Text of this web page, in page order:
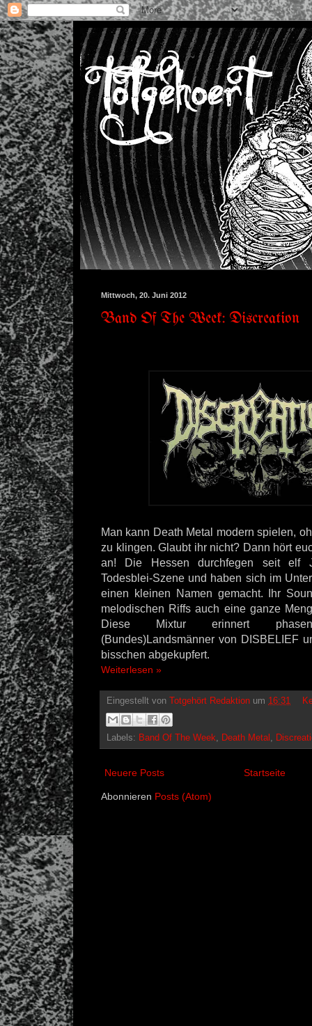
Mittwoch, 20. Juni 2012
Band Of The Week: Discreation
Man kann Death Metal modern spielen,
zu klingen. Glaubt ihr nicht? Dann hört
an! Die Hessen durchfegen seit elf
Todesblei-Szene und haben sich im
einen kleinen Namen gemacht. Ihr
melodischen Riffs auch eine ganze
Diese Mixtur erinnert
(Bundes)Landsmänner von DISBELIEF
bisschen abgekupfert.
Weiterlesen »
Eingestellt von Totgehört Redaktion um 16:31
Labels: Band Of The Week Death Metal
Neuere Posts Startseite
Abonnieren Posts (Atom)